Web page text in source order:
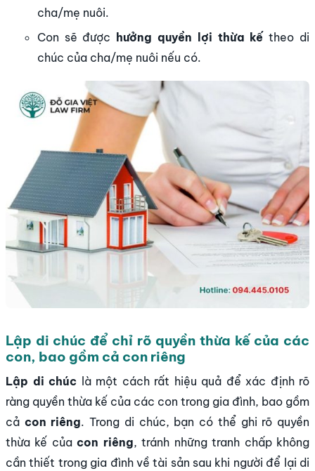
cha/mẹ nuôi.
Con sẽ được hưởng quyền lợi thừa kế theo di
chúc của cha/mẹ nuôi nếu có.
Lập di chúc để chỉ rõ quyền thừa kế của các
con, bao gồm cả con riêng
Lập di chúc là một cách rất hiệu quả để xác định rõ
ràng quyền thừa kế của các con trong gia đình, bao gồm
cả con riêng. Trong di chúc, bạn có thể ghi rõ quyền
thừa kế củacon riêng, tránh những tranh chấp không
cần thiết trong gia đình về tài sản sau khi người để lại di